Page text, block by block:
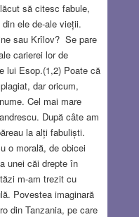
să citesc fabule,
ele de-ale vieții.
sau Krîlov? Se pare
carierei lor de
lui Esop.(1,2) Poate că
dar oricum,
Cel mai mare
După câte am
la alți fabuliști.
o morală, de obicei
unei căi drepte în
m-am trezit cu
Povestea imaginară
din Tanzania, pe care